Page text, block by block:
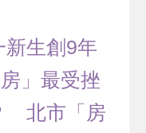
新生創9年
」最受挫
北市「房